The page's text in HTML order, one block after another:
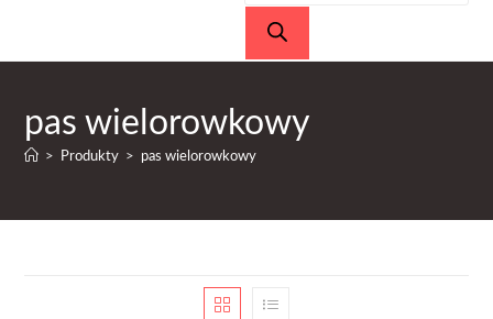
pas wielorowkowy
> Produkty > pas wielorowkowy